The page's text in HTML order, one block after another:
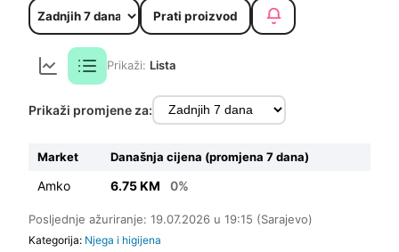
Prati proizvod
Prikaži: Lista
Prikaži promjene za:
Market Današnja cijena (promjena 7 dana)
Amko 6.75 KM 0%
Posljednje ažuriranje: 19.07.2026 u 19:15 (Sarajevo)
Kategorija: Njega i higijena